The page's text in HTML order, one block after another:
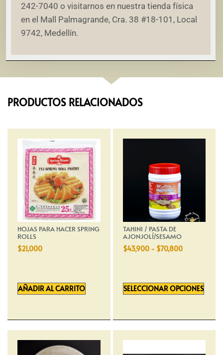
242-7040 o visitarnos en nuestra tienda física
en el Mall Palmagrande, Cra. 38 #18-101, Local
9742, Medellín.
PRODUCTOS RELACIONADOS
HOJAS PARA HACER SPRING
ROLLS
$21,000
AÑADIR AL CARRITO
TAHINI / PASTA DE
AJONJOLÍ/SESAMO
$43,900 - $70,800
SELECCIONAR OPCIONES